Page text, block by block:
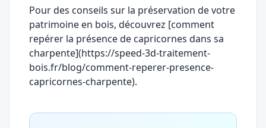
Pour des conseils sur la préservation de votre
patrimoine en bois, découvrez [comment
repérer la présence de capricornes dans sa
charpente](https://speed-3d-traitement-
bois.fr/blog/comment-reperer-presence-
capricornes-charpente).